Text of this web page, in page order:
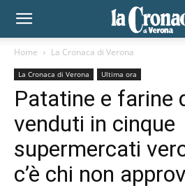
Home La Cronaca di Verona
La Cronaca di Verona Ultima ora
Patatine e farine
venduti in cinque
supermercati
c’è chi non